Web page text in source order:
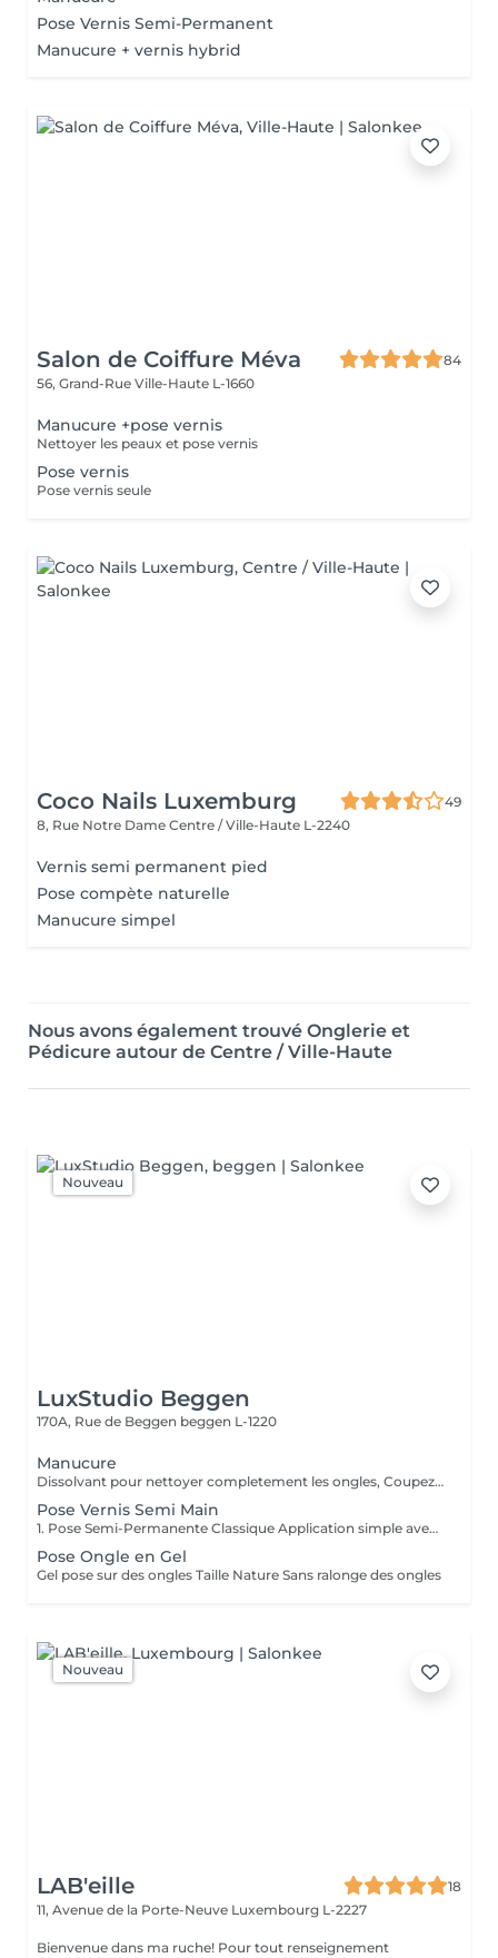
Pose Vernis Semi-Permanent
Manucure + vernis hybrid
Salon de Coiffure Méva
84
56, Grand-Rue Ville-Haute L-1660
Manucure +pose vernis
Nettoyer les peaux et pose vernis
Pose vernis
Pose vernis seule
Coco Nails Luxemburg
49
8, Rue Notre Dame Centre / Ville-Haute L-2240
Vernis semi permanent pied
Pose compète naturelle
Manucure simpel
Nous avons également trouvé Onglerie et
Pédicure autour de Centre / Ville-Haute
Nouveau
LuxStudio Beggen
170A, Rue de Beggen beggen L-1220
Manucure
Dissolvant pour nettoyer completement les ongles, Coupez et Modelez les ongles avec une lime, Mouillez les mains quelques minutes pour ramollir les cuticules, Pousses les Cuticules avec batone pour repousser doucement vers l'arrière et coupez les excès, Hydratez les Mains avec crème et les cuticules pour maintenir la peau douce, Appliquez une base transparent pour protéger les ongles. Attendez suffisamment de tempos pour sèche.
Pose Vernis Semi Main
1. Pose Semi-Permanente Classique Application simple avec une fine couche de base. Idéale pour celles qui souhaitent de la couleur, de la brillance et un léger renfort. Tenue moyenne 2 semaines. 2. Pose Semi + Renfort Combinaison d'une base classique avec une couche de renfort. Offre une meilleure résistance que le semi-permanent classique, parfaite pour les ongles naturels. Moyenne Tenue de 2 à 3 semaines. 3. Pose Semi + Fiber Ultra Base classique combinée à un gel enrichi en fibres, idéale pour les ongles fragiles ou nécessitant un renforcement supplémentaire. Tenue Moyenne 3 à 4 semaines.
Pose Ongle en Gel
Gel pose sur des ongles Taille Nature Sans ralonge des ongles
Nouveau
LAB'eille
18
11, Avenue de la Porte-Neuve Luxembourg L-2227
Bienvenue dans ma ruche! Pour tout renseignement